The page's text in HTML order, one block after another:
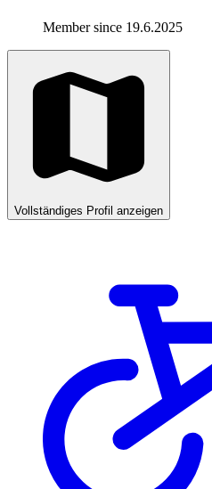
Member since 19.6.2025
Vollständiges Profil anzeigen